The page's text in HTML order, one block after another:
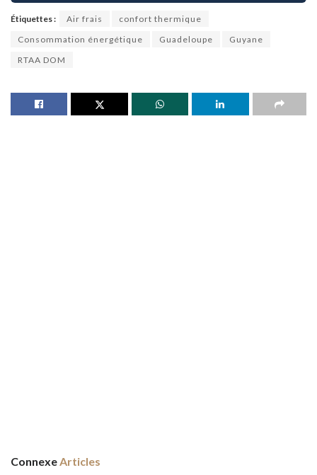
Étiquettes : Air frais
confort thermique
Consommation énergétique
Guadeloupe
Guyane
RTAA DOM
ConnexeArticles